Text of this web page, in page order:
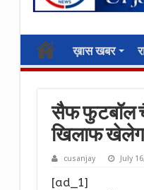
ख़ास खबर
सैफ फुटबॉल
खिलाफ
cusanjay July
[ad_1]